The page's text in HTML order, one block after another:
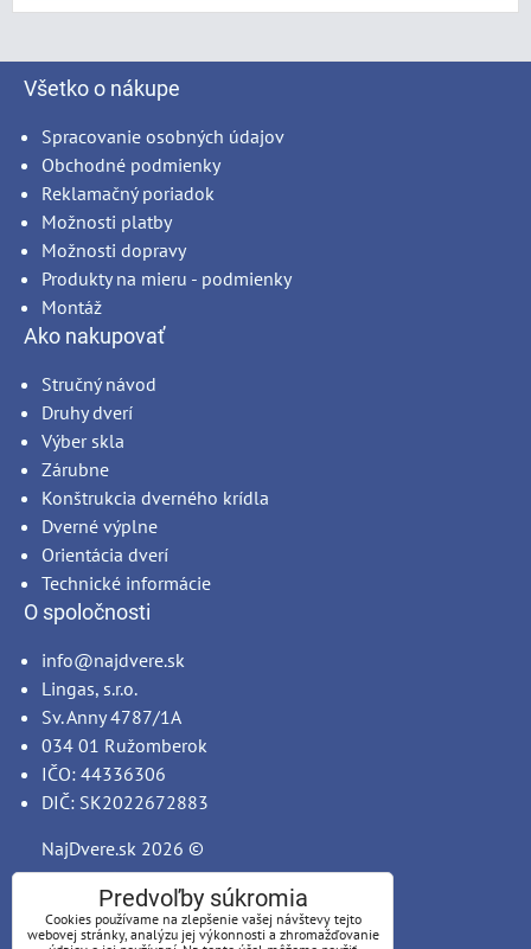
Všetko o nákupe
Spracovanie osobných údajov
Obchodné podmienky
Reklamačný poriadok
Možnosti platby
Možnosti dopravy
Produkty na mieru - podmienky
Montáž
Ako nakupovať
Stručný návod
Druhy dverí
Výber skla
Zárubne
Konštrukcia dverného krídla
Dverné výplne
Orientácia dverí
Technické informácie
O spoločnosti
info@najdvere.sk
Lingas, s.r.o.
Sv. Anny 4787/1A
034 01 Ružomberok
IČO: 44336306
DIČ: SK2022672883
NajDvere.sk 2026 ©
Predvoľby súkromia
Cookies používame na zlepšenie vašej návštevy tejto
webovej stránky, analýzu jej výkonnosti a zhromažďovanie